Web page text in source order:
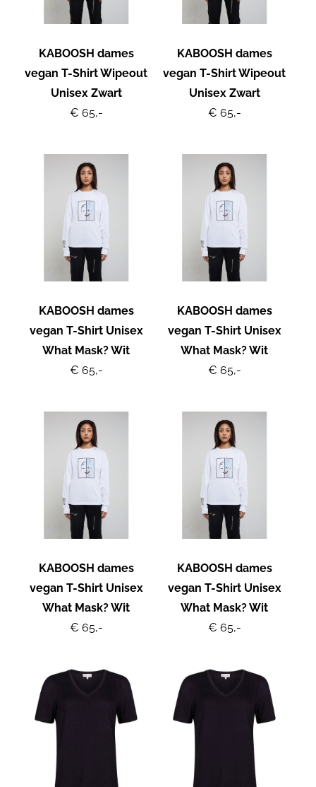
KABOOSH dames
vegan T-Shirt Wipeout
Unisex Zwart
€ 65,-
KABOOSH dames
vegan T-Shirt Wipeout
Unisex Zwart
€ 65,-
KABOOSH dames
vegan T-Shirt Unisex
What Mask? Wit
€ 65,-
KABOOSH dames
vegan T-Shirt Unisex
What Mask? Wit
€ 65,-
KABOOSH dames
vegan T-Shirt Unisex
What Mask? Wit
€ 65,-
KABOOSH dames
vegan T-Shirt Unisex
What Mask? Wit
€ 65,-